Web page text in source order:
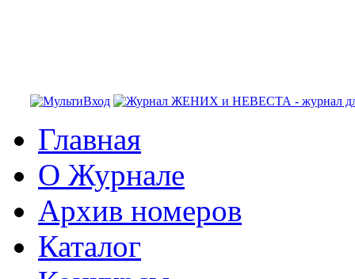
Главная
О Журнале
Архив номеров
Каталог